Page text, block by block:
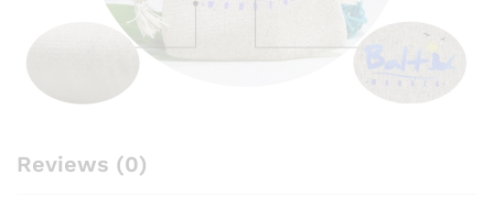
Reviews (0)